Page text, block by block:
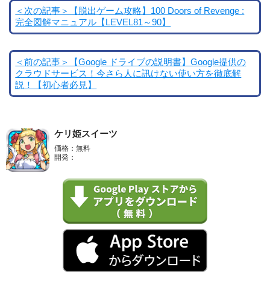
＜次の記事＞【脱出ゲーム攻略】100 Doors of Revenge :
完全図解マニュアル【LEVEL81～90】
＜前の記事＞【Google ドライブの説明書】Google提供の
クラウドサービス！今さら人に訊けない使い方を徹底解
説！【初心者必見】
ケリ姫スイーツ
価格：無料
開発：